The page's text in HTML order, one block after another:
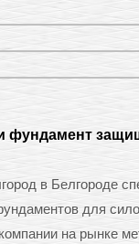
фундамент
в Белгороде
для
на рынке